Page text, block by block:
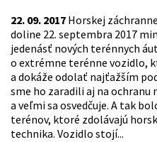
22. 09. 2017 Horskej
doline 22. septembra 2017
jedenásť nových terénnych
o extrémne terénne vozidlo,
a dokáže odolať najťažším
sme ho zaradili aj na ochranu
a veľmi sa osvedčuje. A tak
terénov, ktoré zdolávajú
technika. Vozidlo stojí...